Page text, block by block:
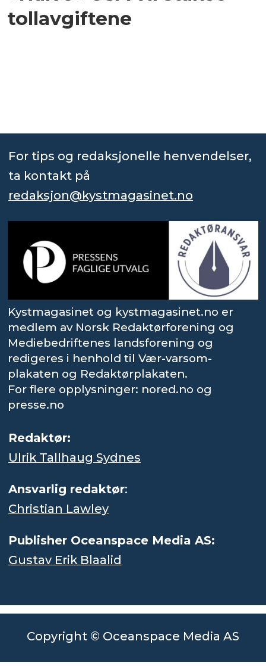
tollavgiftene
For tips og redaksjonelle henvendelser,
ta kontakt på
redaksjon@kystmagasinet.no
Kystmagasinet og kystmagasinet.no er
medlem av Norsk Redaktørforening og
Mediebedriftenes landsforening og
redigeres i henhold til Vær-varsom-
plakaten og Redaktørplakaten.
For flere opplysninger: nored.no og
presse.no
Redaktør:
Ulrik Tallhaug Sydnes
Ansvarlig redaktør:
Christian Lawley
Publisher Oceanspace Media AS:
Gustav Erik Blaalid
Copyright © Oceanspace Media AS